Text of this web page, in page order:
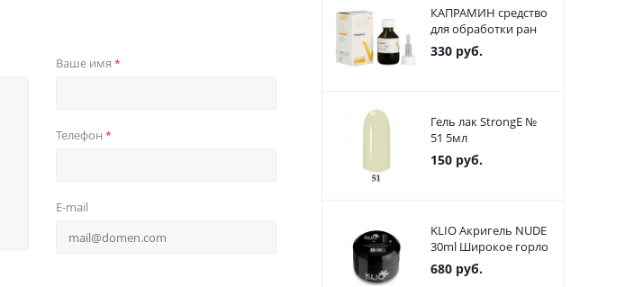
Ваше имя *
Телефон *
E-mail
КАПРАМИН средство
для обработки ран
330 руб.
Гель лак StrongE №
51 5мл
150 руб.
KLIO Акригель NUDE
30ml Широкое горло
680 руб.